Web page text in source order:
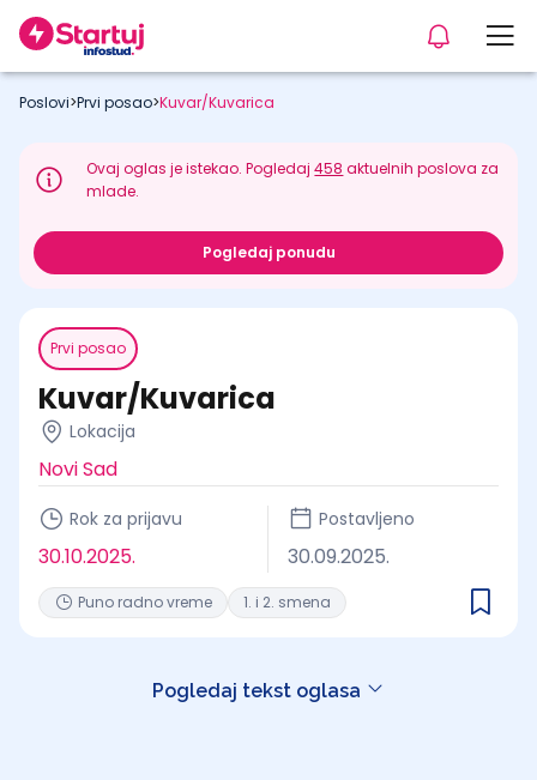
Poslovi>Prvi posao>Kuvar/Kuvarica
Ovaj oglas je istekao. Pogledaj458 aktuelnih poslova za
mlade.
Pogledaj ponudu
Prvi posao
Kuvar/Kuvarica
Lokacija
Novi Sad
Rok za prijavu
30.10.2025.
Postavljeno
30.09.2025.
Puno radno vreme 1. i 2. smena
Pogledaj tekst oglasa